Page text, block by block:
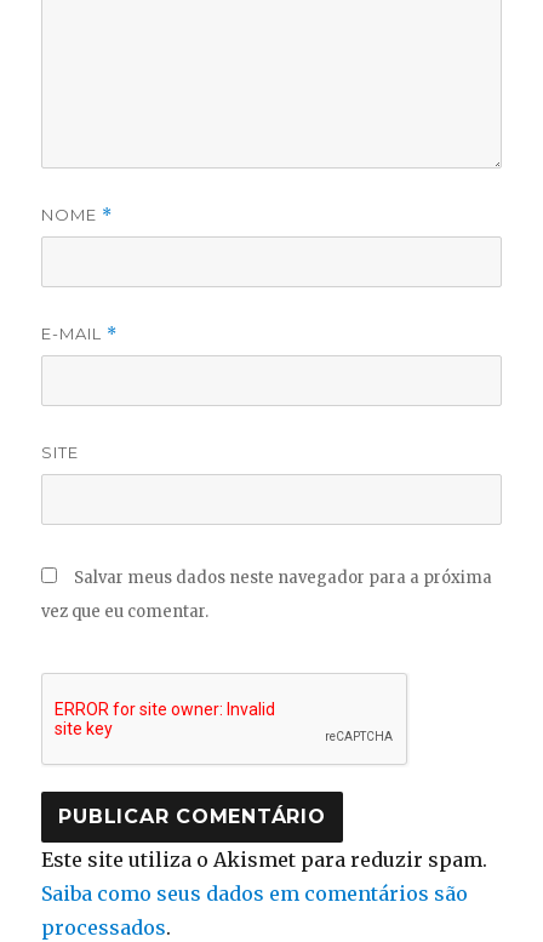
NOME *
E-MAIL *
SITE
Salvar meus dados neste navegador para a próxima
vez que eu comentar.
Este site utiliza o Akismet para reduzir spam.
Saiba como seus dados em comentários são
processados.